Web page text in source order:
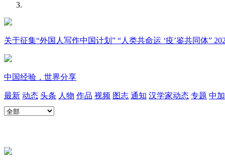
关于征集“外国人写作中国计划” “人类共命运 ‘疫’鉴共同体”
中国经验，世界分享
最新 动态 头条 人物 作品 视频 图志 通知 汉学家动态 专题 中